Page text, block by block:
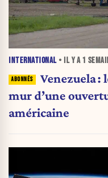
INTERNATIONAL • IL Y A 1
Venezuela :
mur d’une
américaine